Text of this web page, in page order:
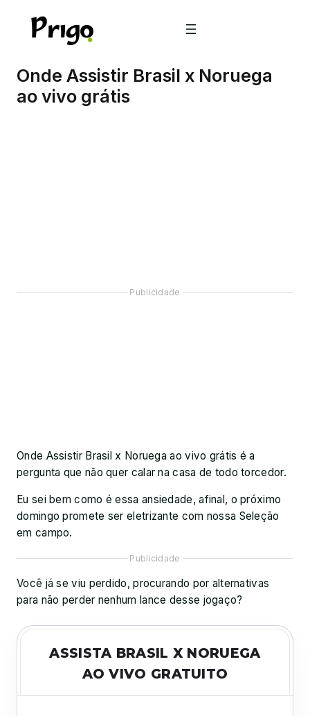
Onde Assistir Brasil x Noruega
ao vivo grátis
Publicidade
Onde Assistir Brasil x Noruega ao vivo grátis é a
pergunta que não quer calar na casa de todo torcedor.
Eu sei bem como é essa ansiedade, afinal, o próximo
domingo promete ser eletrizante com nossa Seleção
em campo.
Publicidade
Você já se viu perdido, procurando por alternativas
para não perder nenhum lance desse jogaço?
ASSISTA BRASIL X NORUEGA
AO VIVO GRATUITO